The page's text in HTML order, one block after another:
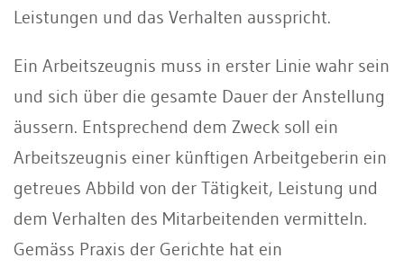
Leistungen und das Verhalten ausspricht.
Ein Arbeitszeugnis muss in erster Linie wahr sein
und sich über die gesamte Dauer der Anstellung
äussern. Entsprechend dem Zweck soll ein
Arbeitszeugnis einer künftigen Arbeitgeberin ein
getreues Abbild von der Tätigkeit, Leistung und
dem Verhalten des Mitarbeitenden vermitteln.
Gemäss Praxis der Gerichte hat ein